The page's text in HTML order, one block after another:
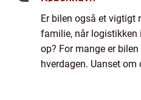
Er bilen også et vigtigt
familie, når logistikken
op? For mange er
hverdagen. Uanset om